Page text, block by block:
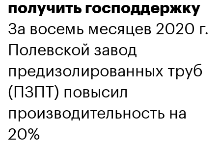
получить господдержку
За восемь месяцев 2020 г.
Полевской завод
предизолированных труб
(ПЗПТ) повысил
производительность на
20%